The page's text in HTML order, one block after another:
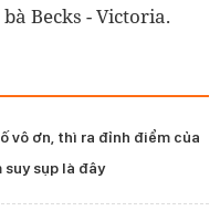
Becks - Victoria.
vô ơn, thì ra đỉnh điểm của
sụp là đây